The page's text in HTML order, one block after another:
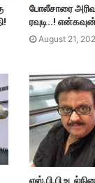
போலீசாரை
ரவுடி..!
August 21,